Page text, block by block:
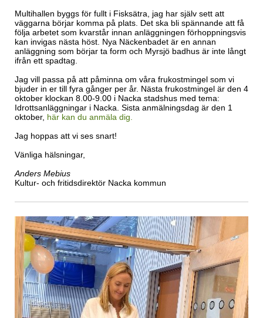
Multihallen byggs för fullt i Fisksätra, jag har själv sett att
väggarna börjar komma på plats. Det ska bli spännande att få
följa arbetet som kvarstår innan anläggningen förhoppningsvis
kan invigas nästa höst. Nya Näckenbadet är en annan
anläggning som börjar ta form och Myrsjö badhus är inte långt
ifrån ett spadtag.
Jag vill passa på att påminna om våra frukostmingel som vi
bjuder in er till fyra gånger per år. Nästa frukostmingel är den 4
oktober klockan 8.00-9.00 i Nacka stadshus med tema:
Idrottsanläggningar i Nacka. Sista anmälningsdag är den 1
oktober, här kan du anmäla dig.
Jag hoppas att vi ses snart!
Vänliga hälsningar,
Anders Mebius
Kultur- och fritidsdirektör Nacka kommun